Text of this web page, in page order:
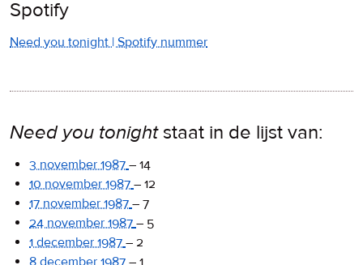
Spotify
Need you tonight | Spotify nummer
Need you tonightstaat in de lijst van:
3 november 1987 – 14
10 november 1987 – 12
17 november 1987 – 7
24 november 1987 – 5
1 december 1987 – 2
8 december 1987 – 1